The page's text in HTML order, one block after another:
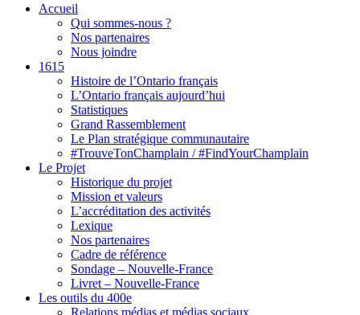
Accueil
Qui sommes-nous ?
Nos partenaires
Nous joindre
1615
Histoire de l’Ontario français
L’Ontario français aujourd’hui
Statistiques
Grand Rassemblement
Le Plan stratégique communautaire
#TrouveTonChamplain / #FindYourChamplain
Le Projet
Historique du projet
Mission et valeurs
L’accréditation des activités
Lexique
Nos partenaires
Cadre de référence
Sondage – Nouvelle-France
Livret – Nouvelle-France
Les outils du 400e
Relations médias et médias sociaux